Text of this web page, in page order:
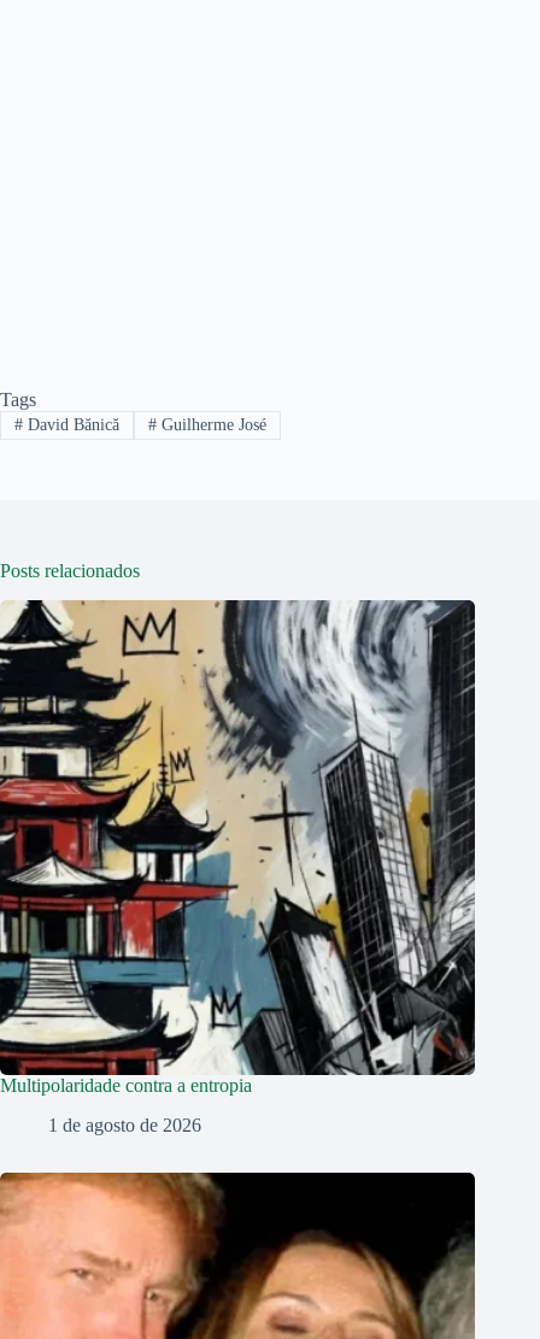
Tags
#David Bănică #Guilherme José
Posts relacionados
Multipolaridade contra a entropia
1 de agosto de 2026